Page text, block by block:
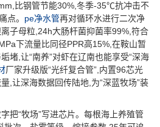
比钢管节能30%,冬季-35℃抗冲击不
点。 pe净水管再对循环水进行二次净
子母粒,24h大肠杆菌抑菌率99%,符合
下流量比同径PPR高15%,在鞍山暂
堵,让“南养”对虾在辽南也能享受“深海
厂家升级版“光纤复合管”,内置96芯光
,让深海数据回传陆地,为“深蓝牧场”装
“牧场”写进芯片。每根海上养殖管